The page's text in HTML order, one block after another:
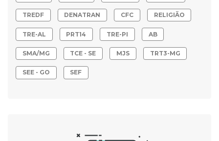
TREDF DENATRAN CFC RELIGIÃO
TRE-AL PRT14 TRE-PI AB
SMA/MG TCE - SE MJS TRT3-MG
SEE - GO SEF